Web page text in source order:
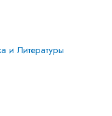
и Литературы